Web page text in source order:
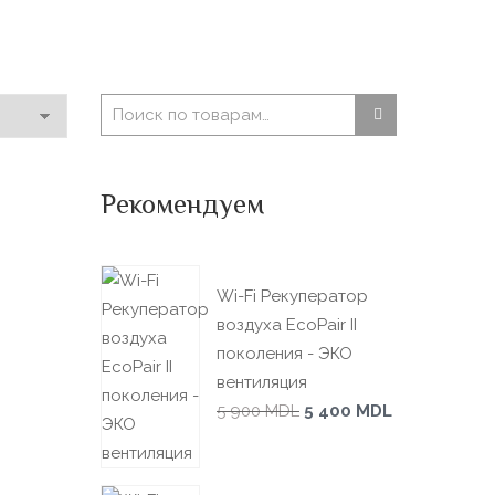
Рекомендуем
Wi-Fi Рекуператор
воздуха EcoPair II
поколения - ЭКО
вентиляция
5 900MDL 5 400 MDL